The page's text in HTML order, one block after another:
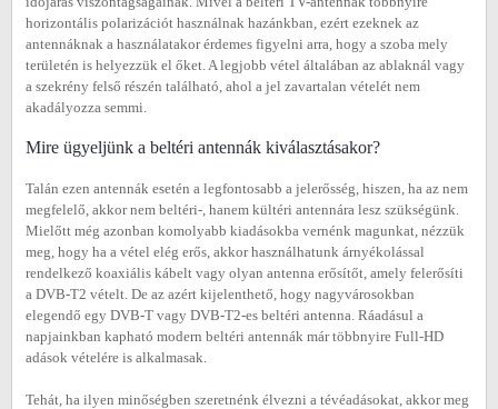
horizontális polarizációt használnak hazánkban, ezért ezeknek az
antennáknak a használatakor érdemes figyelni arra, hogy a szoba mely
területén is helyezzük el őket. A legjobb vétel általában az ablaknál vagy
a szekrény felső részén található, ahol a jel zavartalan vételét nem
akadályozza semmi.
Mire ügyeljünk a beltéri antennák kiválasztásakor?
Talán ezen antennák esetén a legfontosabb a jelerősség, hiszen, ha az nem
megfelelő, akkor nem beltéri-, hanem kültéri antennára lesz szükségünk.
Mielőtt még azonban komolyabb kiadásokba vernénk magunkat, nézzük
meg, hogy ha a vétel elég erős, akkor használhatunk árnyékolással
rendelkező koaxiális kábelt vagy olyan antenna erősítőt, amely felerősíti
a DVB-T2 vételt. De az azért kijelenthető, hogy nagyvárosokban
elegendő egy DVB-T vagy DVB-T2-es beltéri antenna. Ráadásul a
napjainkban kapható modern beltéri antennák már többnyire Full-HD
adások vételére is alkalmasak.
Tehát, ha ilyen minőségben szeretnénk élvezni a tévéadásokat, akkor meg